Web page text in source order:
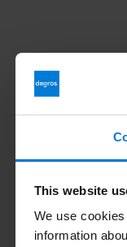
This website
We use
information